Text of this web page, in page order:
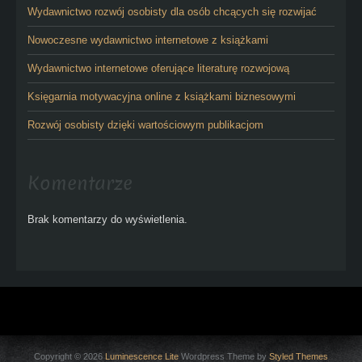
Wydawnictwo rozwój osobisty dla osób chcących się rozwijać
Nowoczesne wydawnictwo internetowe z książkami
Wydawnictwo internetowe oferujące literaturę rozwojową
Księgarnia motywacyjna online z książkami biznesowymi
Rozwój osobisty dzięki wartościowym publikacjom
Komentarze
Brak komentarzy do wyświetlenia.
Copyright © 2026 Luminescence Lite Wordpress Theme by Styled Themes